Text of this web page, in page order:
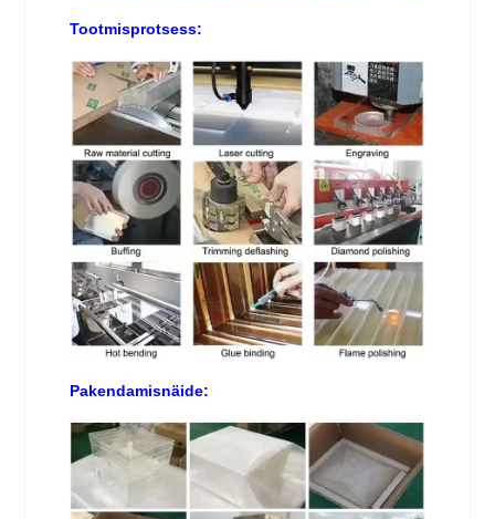
Tootmisprotsess:
Pakendamisnäide: